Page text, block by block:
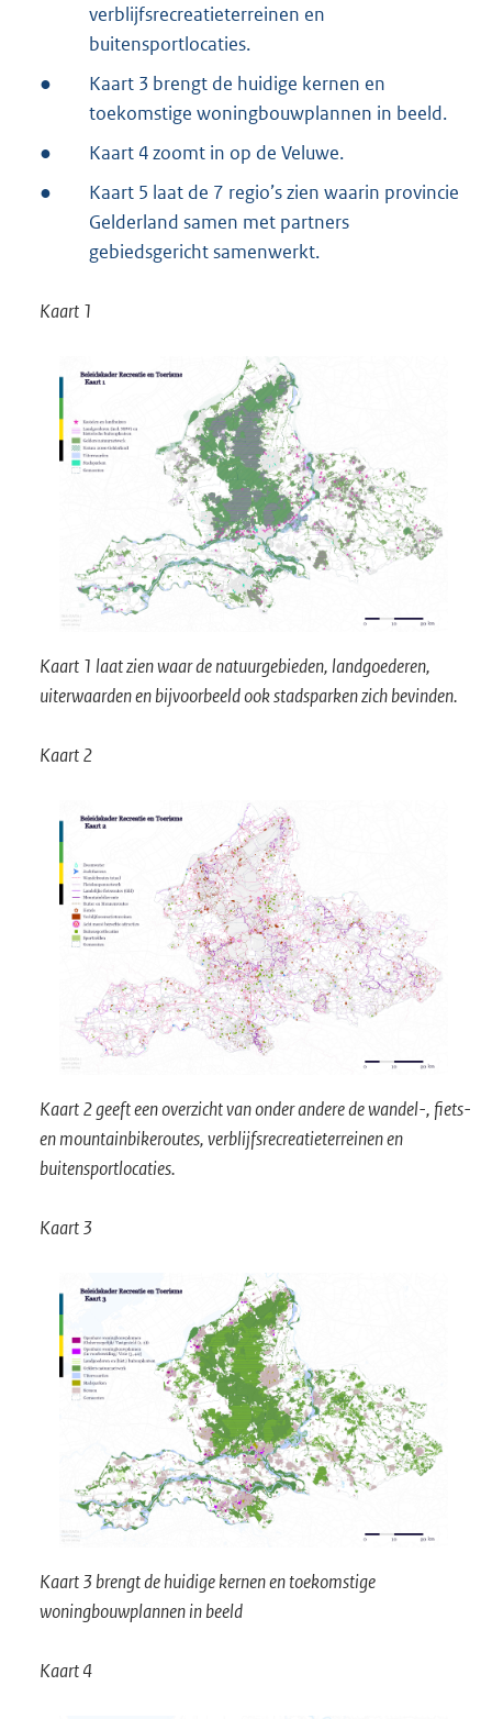
verblijfsrecreatieterreinen en
buitensportlocaties.
●
Kaart 3 brengt de huidige kernen en
toekomstige woningbouwplannen in beeld.
●
Kaart 4 zoomt in op de Veluwe.
●
Kaart 5 laat de 7 regio’s zien waarin provincie
Gelderland samen met partners
gebiedsgericht samenwerkt.
Kaart 1
Kaart 1 laat zien waar de natuurgebieden, landgoederen,
uiterwaarden en bijvoorbeeld ook stadsparken zich bevinden.
Kaart 2
Kaart 2 geeft een overzicht van onder andere de wandel-, fiets-
en mountainbikeroutes, verblijfsrecreatieterreinen en
buitensportlocaties.
Kaart 3
Kaart 3 brengt de huidige kernen en toekomstige
woningbouwplannen in beeld
Kaart 4